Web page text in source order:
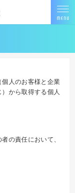
人のお客様と企業
から取得する個人
の責任において、